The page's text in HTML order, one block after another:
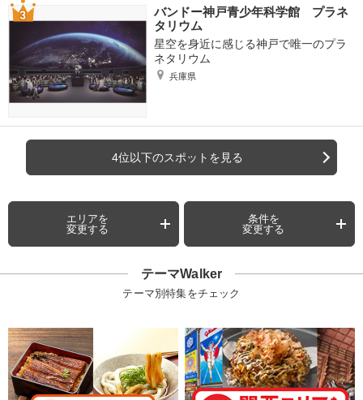
バンドー神戸青少年科学館 プラネ
タリウム
星空を身近に感じる神戸で唯一のプラ
ネタリウム
兵庫県
4位以下のスポットを見る
エリアを
変更する
条件を
変更する
テーマWalker
テーマ別特集をチェック